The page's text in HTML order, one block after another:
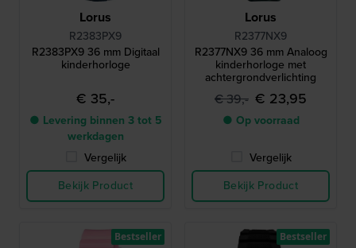
Lorus
R2383PX9
R2383PX9 36 mm Digitaal
kinderhorloge
€ 35,-
● Levering binnen 3 tot 5
werkdagen
Vergelijk
Bekijk Product
Lorus
R2377NX9
R2377NX9 36 mm Analoog
kinderhorloge met
achtergrondverlichting
€ 39,- € 23,95
● Op voorraad
Vergelijk
Bekijk Product
Bestseller Bestseller